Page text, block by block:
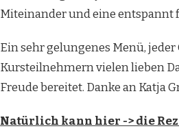
Miteinander und eine
Ein sehr gelungenes Menü,
Kursteilnehmern vielen lieben
Freude bereitet. Danke an Katja
Natürlich kann hier -> die